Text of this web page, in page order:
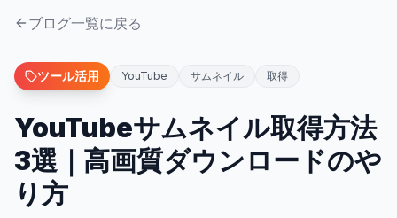
実例
ユーザーの声
使い方
料金
ブログ一覧に戻る
ツール活用 YouTube サムネイル 取得
YouTubeサムネイル取得方法
3選｜高画質ダウンロードのや
り方